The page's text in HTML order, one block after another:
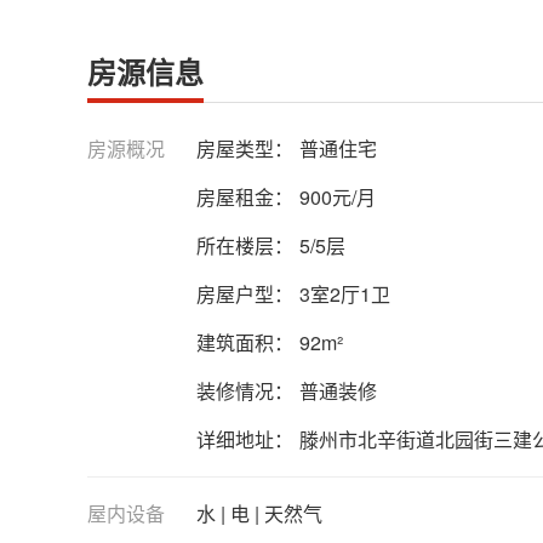
房源信息
房源概况 房屋类型：
普通住宅
房屋租金：
900元/月
所在楼层：
5/5层
房屋户型：
3室2厅1卫
建筑面积：
92m²
装修情况：
普通装修
详细地址：
滕州市北辛街道北园街三建
屋内设备 水 | 电 | 天然气